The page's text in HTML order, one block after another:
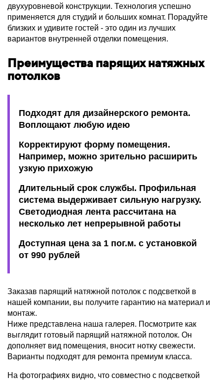
двухуровневой конструкции. Технология успешно
применяется для студий и больших комнат. Порадуйте
близких и удивите гостей - это один из лучших
вариантов внутренней отделки помещения.
Преимущества парящих натяжных
потолков
Подходят для дизайнерского ремонта.
Воплощают любую идею
Корректируют форму помещения.
Например, можно зрительно расширить
узкую прихожую
Длительный срок службы. Профильная
система выдерживает сильную нагрузку.
Светодиодная лента рассчитана на
несколько лет непрерывной работы
Доступная цена за 1 пог.м. с установкой
от 990 рублей
Заказав парящий натяжной потолок с подсветкой в
нашей компании, вы получите гарантию на материал и
монтаж.
Ниже представлена наша галерея. Посмотрите как
выглядит готовый парящий натяжной потолок. Он
дополняет вид помещения, вносит нотку свежести.
Варианты подходят для ремонта премиум класса.
На фотографиях видно, что совместно с подсветкой